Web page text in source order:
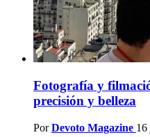
Fotografía y
precisión y belleza
Por Devoto Magazine 16